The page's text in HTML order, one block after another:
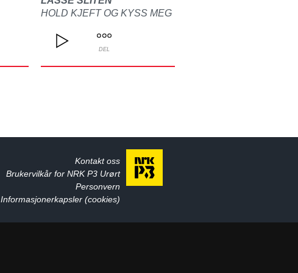
HOLD KJEFT OG KYSS MEG
DEL
Kontakt oss
Brukervilkår for NRK P3 Urørt
Personvern
Informasjonerkapsler (cookies)